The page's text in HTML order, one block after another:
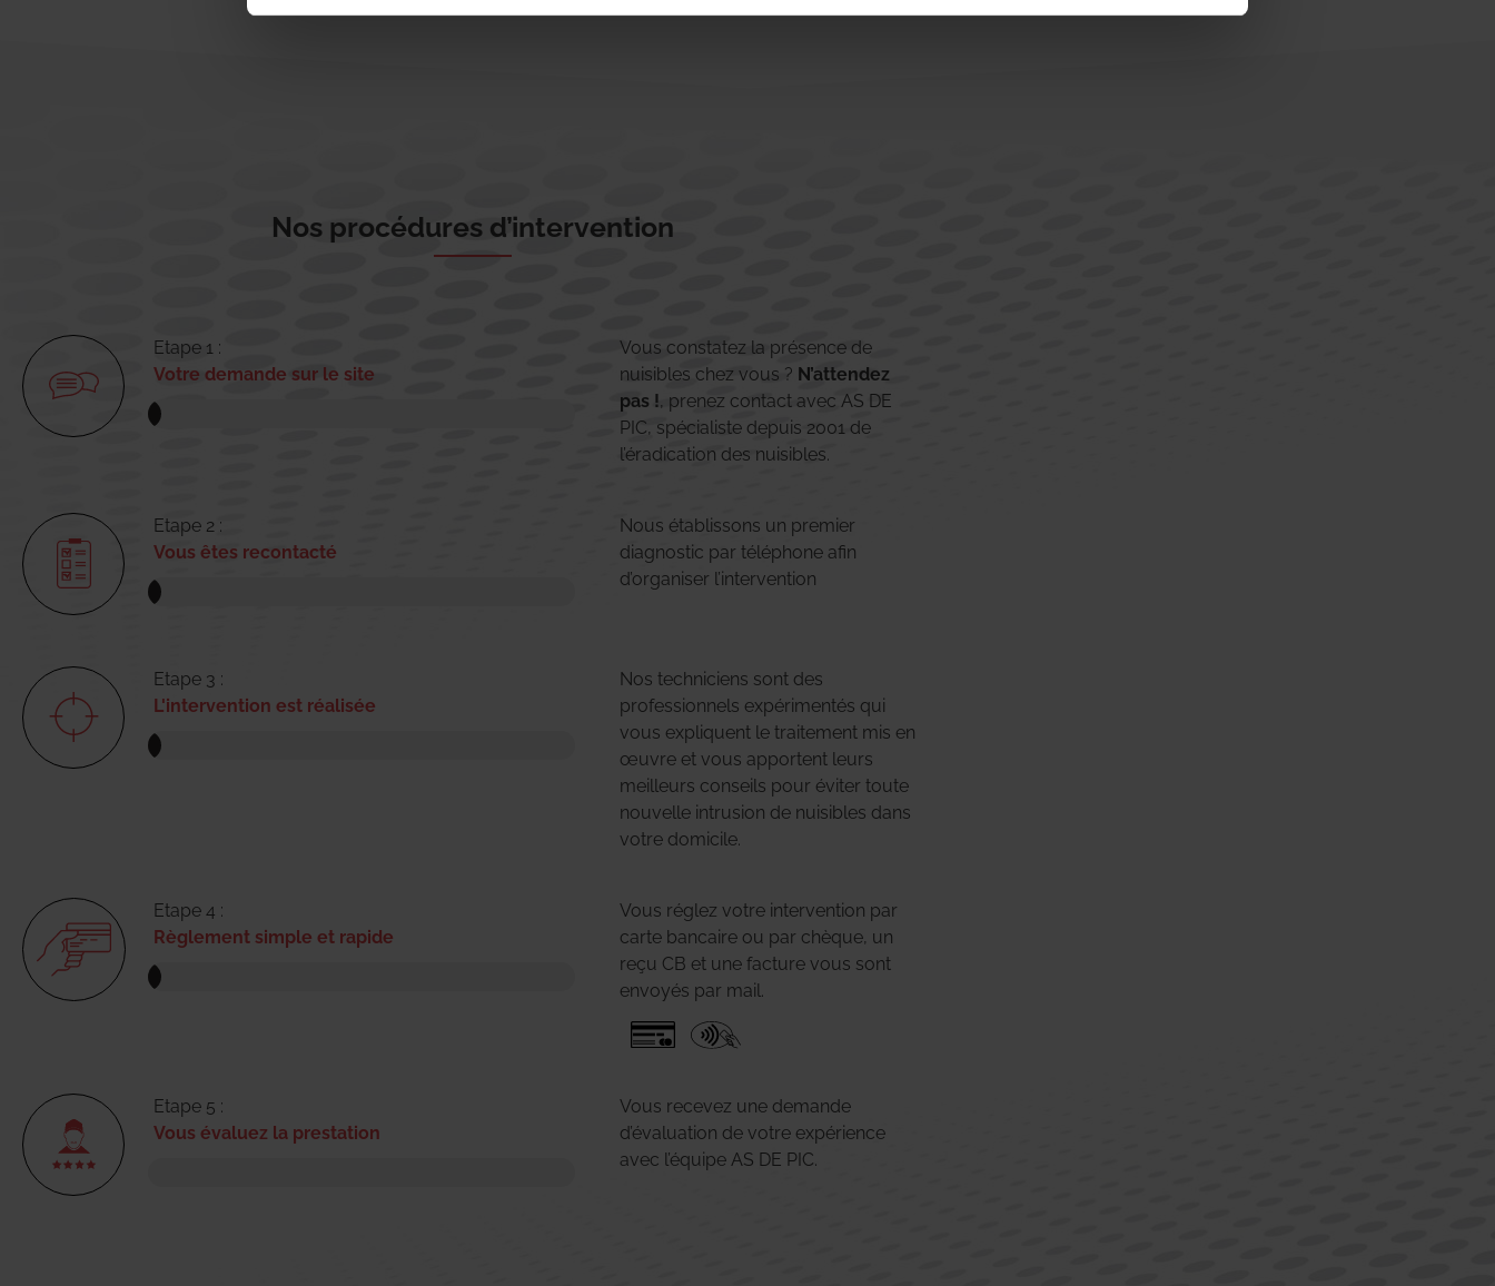
Nos procédures d’intervention
Etape 1 :
Votre demande sur le site
Vous constatez la présence de
nuisibles chez vous ? N’attendez
pas !, prenez contact avec AS DE
PIC, spécialiste depuis 2001 de
l’éradication des nuisibles.
Etape 2 :
Vous êtes recontacté
Nous établissons un premier
diagnostic par téléphone afin
d’organiser l’intervention
Etape 3 :
L'intervention est réalisée
Nos techniciens sont des
professionnels expérimentés qui
vous expliquent le traitement mis en
œuvre et vous apportent leurs
meilleurs conseils pour éviter toute
nouvelle intrusion de nuisibles dans
votre domicile.
Etape 4 :
Règlement simple et rapide
Vous réglez votre intervention par
carte bancaire ou par chèque, un
reçu CB et une facture vous sont
envoyés par mail.
Etape 5 :
Vous évaluez la prestation
Vous recevez une demande
d’évaluation de votre expérience
avec l’équipe AS DE PIC.